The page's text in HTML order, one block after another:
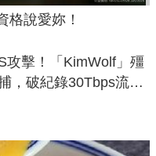
格說愛妳！
攻擊！「KimWolf」殭
，破紀錄30Tbps流量